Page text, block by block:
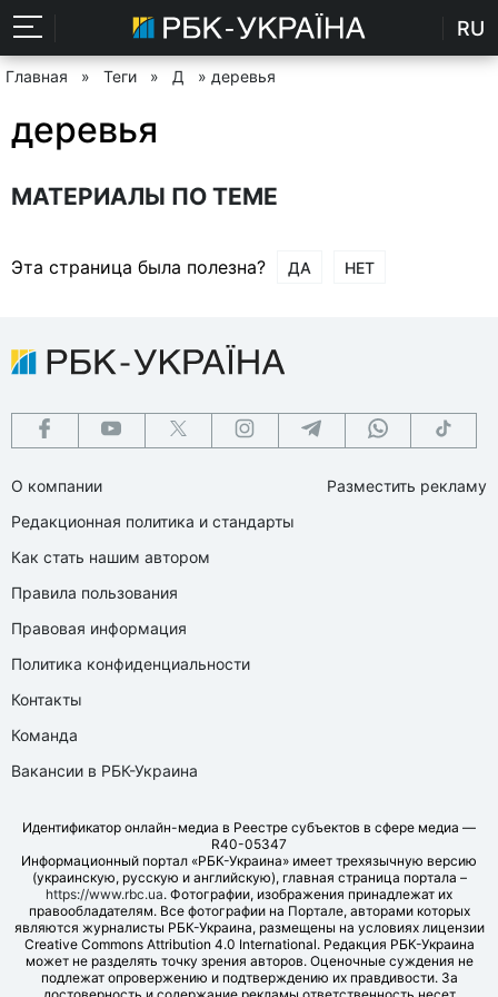
RU
Главная » Теги » Д » деревья
деревья
МАТЕРИАЛЫ ПО ТЕМЕ
Эта страница была полезна? ДА НЕТ
О компании
Редакционная политика и стандарты
Как стать нашим автором
Правила пользования
Правовая информация
Политика конфиденциальности
Контакты
Команда
Вакансии в РБК-Украина
Разместить рекламу
Идентификатор онлайн-медиа в Реестре субъектов в сфере медиа —
R40-05347
Информационный портал «РБК-Украина» имеет трехязычную версию
(украинскую, русскую и английскую), главная страница портала –
https://www.rbc.ua. Фотографии, изображения принадлежат их
правообладателям. Все фотографии на Портале, авторами которых
являются журналисты РБК-Украина, размещены на условиях лицензии
Creative Commons Attribution 4.0 International. Редакция РБК-Украина
может не разделять точку зрения авторов. Оценочные суждения не
подлежат опровержению и подтверждению их правдивости. За